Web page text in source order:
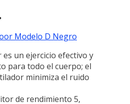
Modelo D Negro
un ejercicio efectivo y
para todo el cuerpo; el
minimiza el ruido
de rendimiento 5,